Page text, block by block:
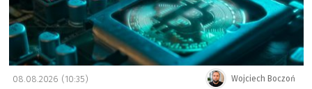
Wojciech Boczoń
08.08.2026 (10:35)